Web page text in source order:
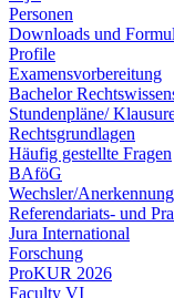
Personen
Downloads und
Profile
Examensvorbereitung
Bachelor
Stundenpläne/
Rechtsgrundlagen
Häufig gestellte Fragen
BAföG
Wechsler/
Referendariats- und
Jura International
Forschung
ProKUR 2026
Faculty VI